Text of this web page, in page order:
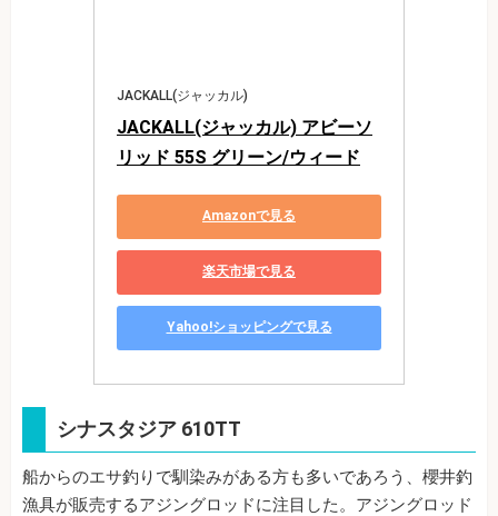
JACKALL(ジャッカル)
JACKALL(ジャッカル) アビーソ
リッド 55S グリーン/ウィード
Amazonで見る
楽天市場で見る
Yahoo!ショッピングで見る
シナスタジア 610TT
船からのエサ釣りで馴染みがある方も多いであろう、櫻井釣
漁具が販売するアジングロッドに注目した。アジングロッド